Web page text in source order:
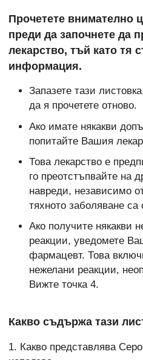
Прочетете внимателно
преди да започнете да
лекарство, тъй като тя
информация.
Запазете тази
да я прочетете отново.
Ако имате някакви
попитайте Вашия
Това лекарство е
го преотстъпвайте на
навреди, независимо
тяхното заболяване
Ако получите някакви
реакции, уведомете
фармацевт. Това
нежелани реакции,
Вижте точка 4.
Какво съдържа тази
1. Какво представлява